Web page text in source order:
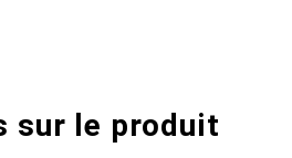
sur le produit